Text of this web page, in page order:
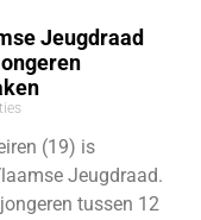
Jeugdraad
(19) is
Jeugdraad.
tussen 12